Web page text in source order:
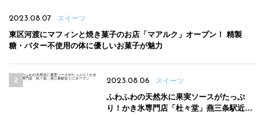
2023.08.07 スイーツ
東区河渡にマフィンと焼き菓子のお店「マアルク」オープン！ 精製
糖・バター不使用の体に優しいお菓子が魅力
2023.08.06 スイーツ
ふわふわの天然氷に果実ソースがたっぷ
り！かき氷専門店「杜々堂」燕三条駅近く